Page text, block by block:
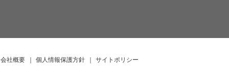
会社概要 ｜ 個人情報保護方針 ｜ サイトポリシー